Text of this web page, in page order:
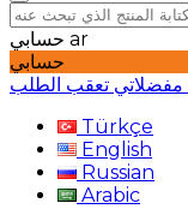
ar
حسابي
مفضلاتي تعقب الطلب
Türkçe
English
Russian
Arabic